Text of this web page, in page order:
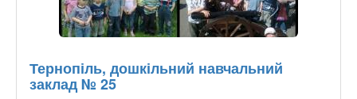
Тернопіль, дошкільний навчальний
заклад № 25